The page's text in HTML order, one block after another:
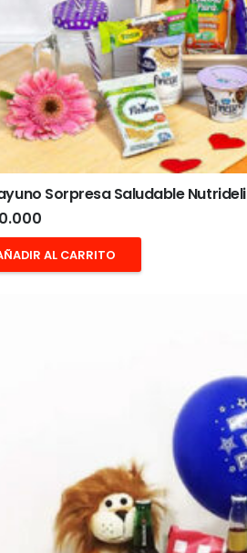
Sorpresa Saludable Nutrideli
AL CARRITO